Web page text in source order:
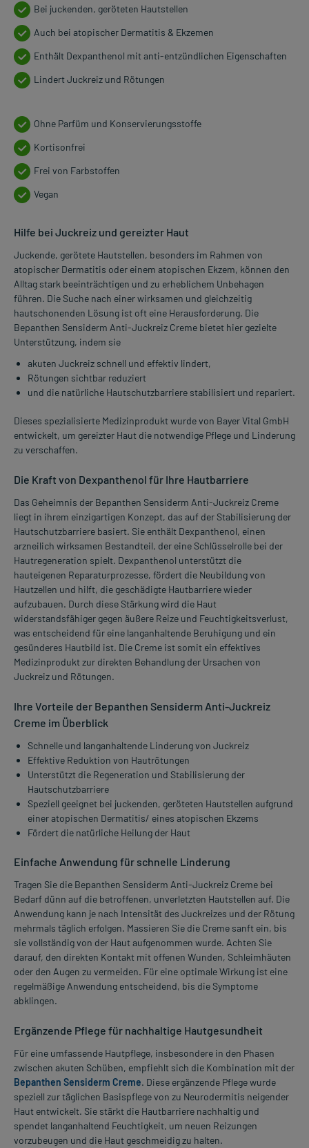
Bei juckenden, geröteten Hautstellen
Auch bei atopischer Dermatitis & Ekzemen
Enthält Dexpanthenol mit anti-entzündlichen Eigenschaften
Lindert Juckreiz und Rötungen
Ohne Parfüm und Konservierungsstoffe
Kortisonfrei
Frei von Farbstoffen
Vegan
Hilfe bei Juckreiz und gereizter Haut
Juckende, gerötete Hautstellen, besonders im Rahmen von
atopischer Dermatitis oder einem atopischen Ekzem, können den
Alltag stark beeinträchtigen und zu erheblichem Unbehagen
führen. Die Suche nach einer wirksamen und gleichzeitig
hautschonenden Lösung ist oft eine Herausforderung. Die
Bepanthen Sensiderm Anti-Juckreiz Creme bietet hier gezielte
Unterstützung, indem sie
akuten Juckreiz schnell und effektiv lindert,
Rötungen sichtbar reduziert
und die natürliche Hautschutzbarriere stabilisiert und repariert.
Dieses spezialisierte Medizinprodukt wurde von Bayer Vital GmbH
entwickelt, um gereizter Haut die notwendige Pflege und Linderung
zu verschaffen.
Die Kraft von Dexpanthenol für Ihre Hautbarriere
Das Geheimnis der Bepanthen Sensiderm Anti-Juckreiz Creme
liegt in ihrem einzigartigen Konzept, das auf der Stabilisierung der
Hautschutzbarriere basiert. Sie enthält Dexpanthenol, einen
arzneilich wirksamen Bestandteil, der eine Schlüsselrolle bei der
Hautregeneration spielt. Dexpanthenol unterstützt die
hauteigenen Reparaturprozesse, fördert die Neubildung von
Hautzellen und hilft, die geschädigte Hautbarriere wieder
aufzubauen. Durch diese Stärkung wird die Haut
widerstandsfähiger gegen äußere Reize und Feuchtigkeitsverlust,
was entscheidend für eine langanhaltende Beruhigung und ein
gesünderes Hautbild ist. Die Creme ist somit ein effektives
Medizinprodukt zur direkten Behandlung der Ursachen von
Juckreiz und Rötungen.
Ihre Vorteile der Bepanthen Sensiderm Anti-Juckreiz
Creme im Überblick
Schnelle und langanhaltende Linderung von Juckreiz
Effektive Reduktion von Hautrötungen
Unterstützt die Regeneration und Stabilisierung der
Hautschutzbarriere
Speziell geeignet bei juckenden, geröteten Hautstellen aufgrund
einer atopischen Dermatitis/ eines atopischen Ekzems
Fördert die natürliche Heilung der Haut
Einfache Anwendung für schnelle Linderung
Tragen Sie die Bepanthen Sensiderm Anti-Juckreiz Creme bei
Bedarf dünn auf die betroffenen, unverletzten Hautstellen auf. Die
Anwendung kann je nach Intensität des Juckreizes und der Rötung
mehrmals täglich erfolgen. Massieren Sie die Creme sanft ein, bis
sie vollständig von der Haut aufgenommen wurde. Achten Sie
darauf, den direkten Kontakt mit offenen Wunden, Schleimhäuten
oder den Augen zu vermeiden. Für eine optimale Wirkung ist eine
regelmäßige Anwendung entscheidend, bis die Symptome
abklingen.
Ergänzende Pflege für nachhaltige Hautgesundheit
Für eine umfassende Hautpflege, insbesondere in den Phasen
zwischen akuten Schüben, empfiehlt sich die Kombination mit der
Bepanthen Sensiderm Creme. Diese ergänzende Pflege wurde
speziell zur täglichen Basispflege von zu Neurodermitis neigender
Haut entwickelt. Sie stärkt die Hautbarriere nachhaltig und
spendet langanhaltend Feuchtigkeit, um neuen Reizungen
vorzubeugen und die Haut geschmeidig zu halten.